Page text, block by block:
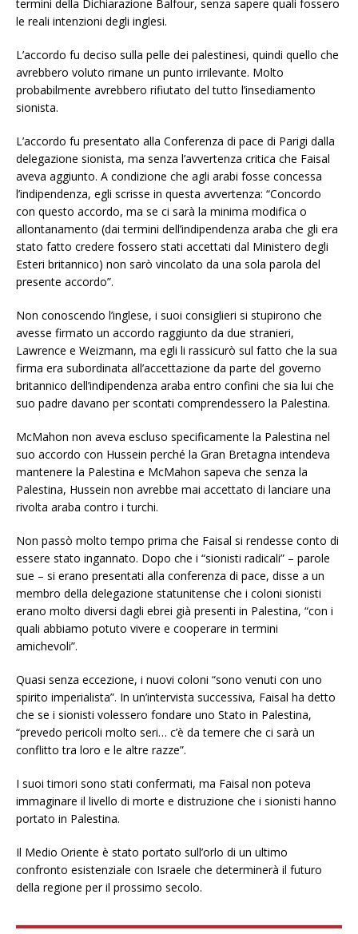
termini della Dichiarazione Balfour, senza sapere quali fossero
le reali intenzioni degli inglesi.
L’accordo fu deciso sulla pelle dei palestinesi, quindi quello che
avrebbero voluto rimane un punto irrilevante. Molto
probabilmente avrebbero rifiutato del tutto l’insediamento
sionista.
L’accordo fu presentato alla Conferenza di pace di Parigi dalla
delegazione sionista, ma senza l’avvertenza critica che Faisal
aveva aggiunto. A condizione che agli arabi fosse concessa
l’indipendenza, egli scrisse in questa avvertenza: “Concordo
con questo accordo, ma se ci sarà la minima modifica o
allontanamento (dai termini dell’indipendenza araba che gli era
stato fatto credere fossero stati accettati dal Ministero degli
Esteri britannico) non sarò vincolato da una sola parola del
presente accordo”.
Non conoscendo l’inglese, i suoi consiglieri si stupirono che
avesse firmato un accordo raggiunto da due stranieri,
Lawrence e Weizmann, ma egli li rassicurò sul fatto che la sua
firma era subordinata all’accettazione da parte del governo
britannico dell’indipendenza araba entro confini che sia lui che
suo padre davano per scontati comprendessero la Palestina.
McMahon non aveva escluso specificamente la Palestina nel
suo accordo con Hussein perché la Gran Bretagna intendeva
mantenere la Palestina e McMahon sapeva che senza la
Palestina, Hussein non avrebbe mai accettato di lanciare una
rivolta araba contro i turchi.
Non passò molto tempo prima che Faisal si rendesse conto di
essere stato ingannato. Dopo che i “sionisti radicali” – parole
sue – si erano presentati alla conferenza di pace, disse a un
membro della delegazione statunitense che i coloni sionisti
erano molto diversi dagli ebrei già presenti in Palestina, “con i
quali abbiamo potuto vivere e cooperare in termini
amichevoli”.
Quasi senza eccezione, i nuovi coloni “sono venuti con uno
spirito imperialista”. In un’intervista successiva, Faisal ha detto
che se i sionisti volessero fondare uno Stato in Palestina,
“prevedo pericoli molto seri… c’è da temere che ci sarà un
conflitto tra loro e le altre razze”.
I suoi timori sono stati confermati, ma Faisal non poteva
immaginare il livello di morte e distruzione che i sionisti hanno
portato in Palestina.
Il Medio Oriente è stato portato sull’orlo di un ultimo
confronto esistenziale con Israele che determinerà il futuro
della regione per il prossimo secolo.